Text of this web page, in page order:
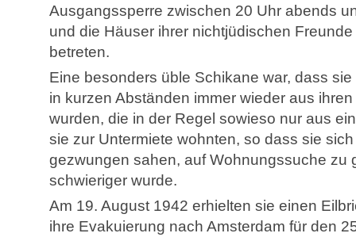
Ausgangssperre zwischen 20 Uhr abends
und die Häuser ihrer nichtjüdischen
betreten.
Eine besonders üble Schikane war, dass
in kurzen Abständen immer wieder aus
wurden, die in der Regel sowieso nur aus
sie zur Untermiete wohnten, so dass sie
gezwungen sahen, auf Wohnungssuche zu
schwieriger wurde.
Am 19. August 1942 erhielten sie einen
ihre Evakuierung nach Amsterdam für den